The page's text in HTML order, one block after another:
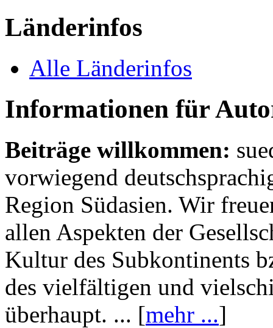
Länderinfos
Alle Länderinfos
Informationen für
Beiträge willkommen:
vorwiegend
Region Südasien. Wir
allen Aspekten der
Kultur des Subkontinents
des vielfältigen und
überhaupt. ... [mehr ...]